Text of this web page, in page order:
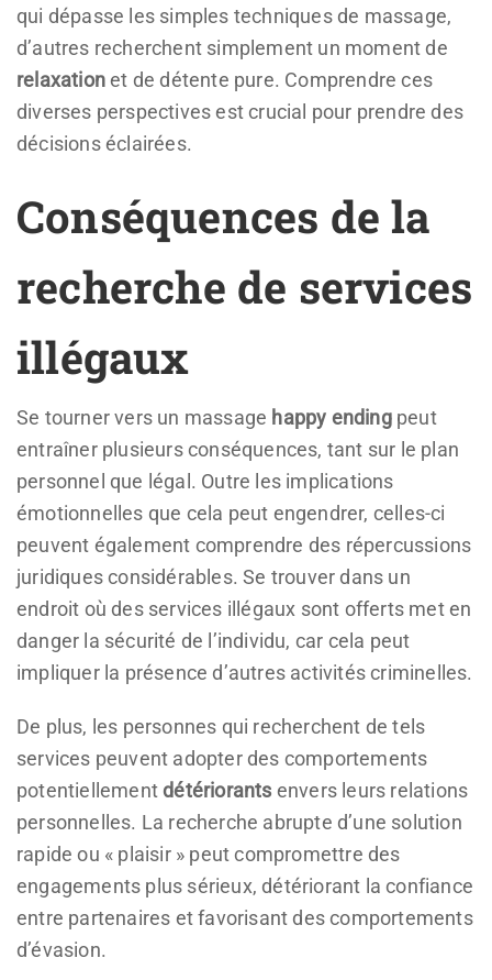
qui dépasse les simples techniques de massage,
d’autres recherchent simplement un moment de
relaxationet de détente pure. Comprendre ces
diverses perspectives est crucial pour prendre des
décisions éclairées.
Conséquences de la
recherche de services
illégaux
Se tourner vers un massage happy endingpeut
entraîner plusieurs conséquences, tant sur le plan
personnel que légal. Outre les implications
émotionnelles que cela peut engendrer, celles-ci
peuvent également comprendre des répercussions
juridiques considérables. Se trouver dans un
endroit où des services illégaux sont offerts met en
danger la sécurité de l’individu, car cela peut
impliquer la présence d’autres activités criminelles.
De plus, les personnes qui recherchent de tels
services peuvent adopter des comportements
potentiellementdétériorants envers leurs relations
personnelles. La recherche abrupte d’une solution
rapide ou « plaisir » peut compromettre des
engagements plus sérieux, détériorant la confiance
entre partenaires et favorisant des comportements
d’évasion.